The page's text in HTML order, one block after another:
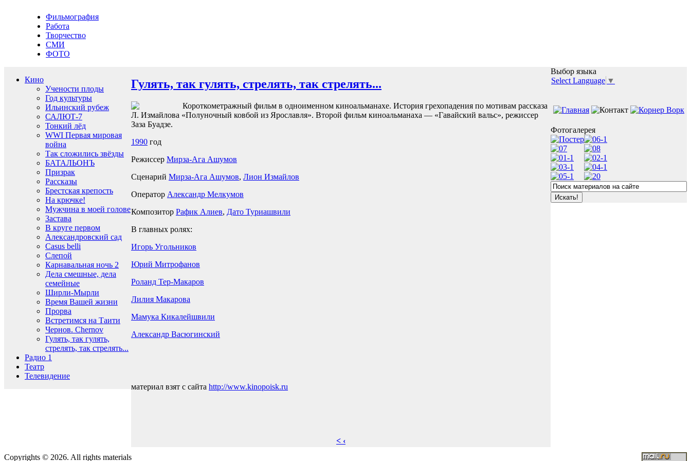
Фильмография
Работа
Творчество
СМИ
ФОТО
Кино
Учености плоды
Год культуры
Ильинский рубеж
САЛЮТ-7
Тонкий лёд
WWI Первая мировая
война
Так сложились звёзды
БАТАЛЬОНЪ
Призрак
Рассказы
Брестская крепость
На крючке!
Мужчина в моей голове
Застава
В круге первом
Александровский сад
Casus belli
Слепой
Карнавальная ночь 2
Дела смешные, дела
семейные
Ширли-Мырли
Время Вашей жизни
Прорва
Встретимся на Таити
Чернов. Chernov
Гулять, так гулять,
стрелять, так стрелять...
Радио 1
Театр
Телевидение
Гулять, так гулять, стрелять, так стрелять...
Короткометражный фильм в одноименном киноальманахе. История грехопадения по мотивам рассказа
Л. Измайлова «Полуночный ковбой из Ярославля». Второй фильм киноальманаха — «Гавайский вальс», режиссер
Заза Буадзе.
1990 год
Режиссер Мирза-Ага Ашумов
Сценарий Мирза-Ага Ашумов, Лион Измайлов
Оператор Александр Мелкумов
Композитор Рафик Алиев, Дато Туриашвили
В главных ролях:
Игорь Угольников
Юрий Митрофанов
Роланд Тер-Макаров
Лилия Макарова
Мамука Кикалейшвили
Александр Васюгинский
материал взят с сайта http://www.kinopoisk.ru
< ‹
Выбор языка
Select Language ▼
Фотогалерея
Copyrights © 2026. All rights materials